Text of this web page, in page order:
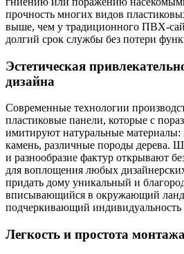
прочность многих видов
выше, чем у традиционного ПВХ-
долгий срок службы без потери
Эстетическая
дизайна
Современные технологии
пластиковые панели, которые с
имитируют натуральные
камень, различные породы дерева.
и разнообразие фактур открывают
для воплощения любых
придать дому уникальный и
вписывающийся в окружающий
подчеркивающий индивидуальность
Легкость и простота монтажа